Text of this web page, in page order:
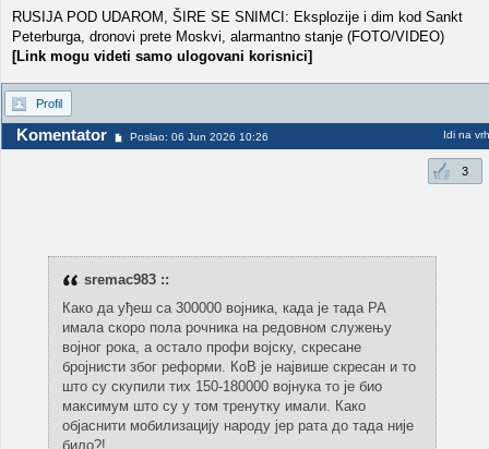
RUSIJA POD UDAROM, ŠIRE SE SNIMCI: Eksplozije i dim kod Sankt
Peterburga, dronovi prete Moskvi, alarmantno stanje (FOTO/VIDEO)
[Link mogu videti samo ulogovani korisnici]
Profil
Komentator Poslao: 06 Jun 2026 10:26 Idi na vrh
3
sremac983 ::
Како да уђеш са 300000 војника, када је тада РА
имала скоро пола рочника на редовном служењу
војног рока, а остало профи војску, скресане
бројнисти због реформи. КоВ је највише скресан и то
што су скупили тих 150-180000 војнука то је био
максимум што су у том тренутку имали. Како
објаснити мобилизацију народу јер рата до тада није
било?!